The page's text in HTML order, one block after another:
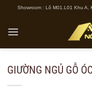
nội
Showroom : Lô M01.L01 Khu
GIƯỜNG NGỦ GỖ